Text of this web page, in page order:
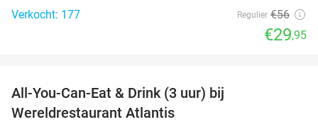
Verkocht: 177
Regulier €56
€29,95
All-You-Can-Eat & Drink (3 uur) bij
Wereldrestaurant Atlantis